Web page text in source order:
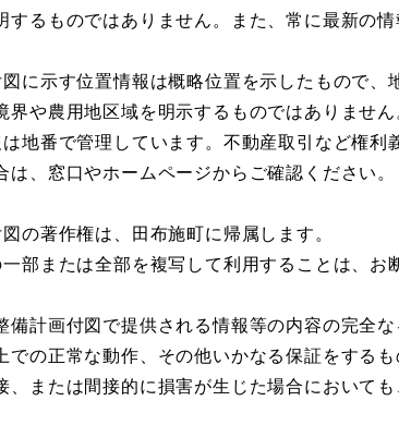
するものではありません。また、常に最新の情
図に示す位置情報は概略位置を示したもので、
や農用地区域を明示するものではありません
地番で管理しています。不動産取引など権利
、窓口やホームページからご確認ください。
の著作権は、田布施町に帰属します。
部または全部を複写して利用することは、お
計画付図で提供される情報等の内容の完全な
での正常な動作、その他いかなる保証をするも
、または間接的に損害が生じた場合において